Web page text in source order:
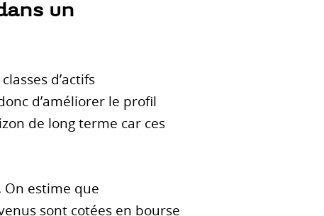
un
d’actifs
d’améliorer le profil
de long terme car ces
On estime que
sont cotées en bourse